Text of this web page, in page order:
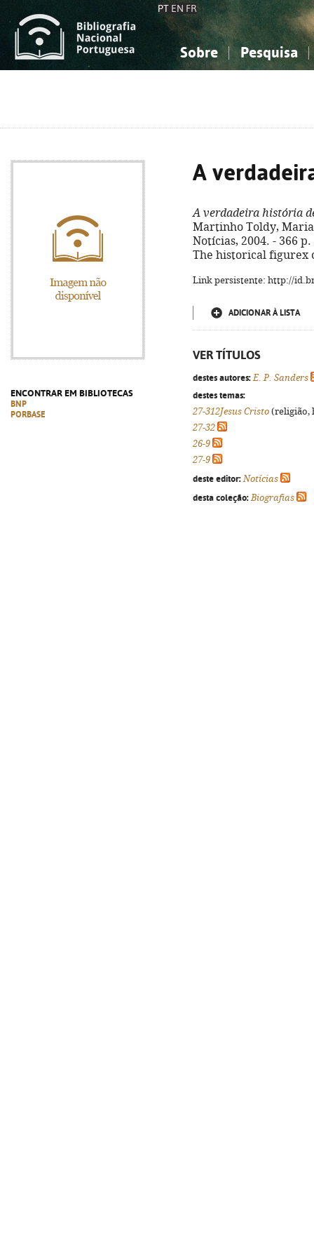
PT EN FR
Sobre Pesquisa
ENCONTRAR EM BIBLIOTECAS
BNP
PORBASE
A
A verdadeira história
Martinho Toldy,
Notícias, 2004. - 366
The historical figurex
Link persistente: http://
ADICIONAR À LISTA
VER TÍTULOS
destes autores: E. P. Sanders
destes temas:
27-312Jesus Cristo (religião,
27-32
26-9
27-9
deste editor: Notícias
desta coleção: Biografias